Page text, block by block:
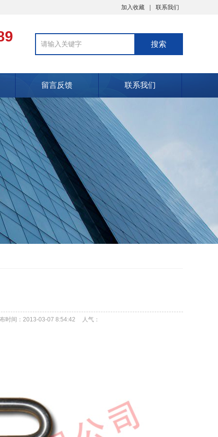
加入收藏 联系我们
留言反馈 联系我们
时间：2013-03-07 8:54:42 人气：